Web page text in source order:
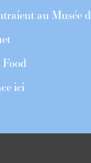
au Musée
ici